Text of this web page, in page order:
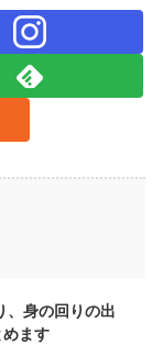
、身の回りの出
ます